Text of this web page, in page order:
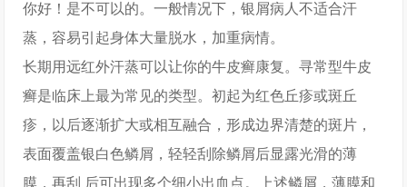
你好！是不可以的。一般情况下，银屑病人不适合汗
蒸，容易引起身体大量脱水，加重病情。
长期用远红外汗蒸可以让你的牛皮癣康复。寻常型牛皮
癣是临床上最为常见的类型。初起为红色丘疹或斑丘
疹，以后逐渐扩大或相互融合，形成边界清楚的斑片，
表面覆盖银白色鳞屑，轻轻刮除鳞屑后显露光滑的薄
膜，再刮 后可出现多个细小出血点。上述鳞屑，薄膜和